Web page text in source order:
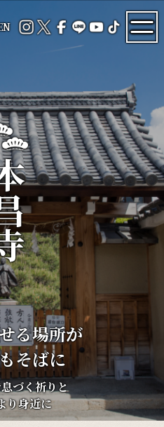
る場所が
そばに
づく祈りと
り身近に